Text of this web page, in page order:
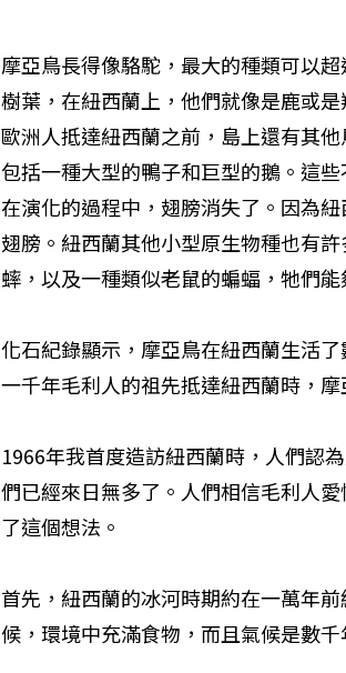
摩亞鳥長得像駱駝，最大的種類可以
樹葉，在紐西蘭上，他們就像是鹿或
歐洲人抵達紐西蘭之前，島上還有其
包括一種大型的鴨子和巨型的鵝。這
在演化的過程中，翅膀消失了。因為
翅膀。紐西蘭其他小型原生物種也有
蟀，以及一種類似老鼠的蝙蝠，牠們能
化石紀錄顯示，摩亞鳥在紐西蘭生活
一千年毛利人的祖先抵達紐西蘭時，
1966年我首度造訪紐西蘭時，人們認
們已經來日無多了。人們相信毛利人
了這個想法。
首先，紐西蘭的冰河時期約在一萬年
候，環境中充滿食物，而且氣候是數千